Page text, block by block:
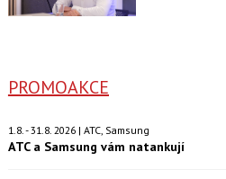
PROMOAKCE
1.8. - 31.8. 2026 | ATC, Samsung
ATC a Samsung vám natankují